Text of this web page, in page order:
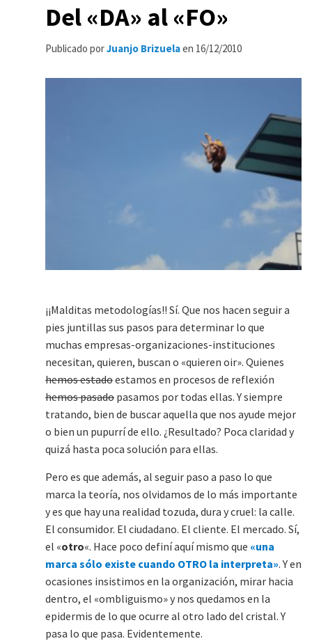
Del «DA» al «FO»
Publicado porJuanjo Brizuelaen 16/12/2010
¡¡Malditas metodologías!! Sí. Que nos hacen seguir a
pies juntillas sus pasos para determinar lo que
muchas empresas-organizaciones-instituciones
necesitan, quieren, buscan o «quieren oir». Quienes
hemos estadoestamos en procesos de reflexión
hemos pasado pasamos por todas ellas. Y siempre
tratando, bien de buscar aquella que nos ayude mejor
o bien un pupurrí de ello. ¿Resultado? Poca claridad y
quizá hasta poca solución para ellas.
Pero es que además, al seguir paso a paso lo que
marca la teoría, nos olvidamos de lo más importante
y es que hay una realidad tozuda, dura y cruel: la calle.
El consumidor. El ciudadano. El cliente. El mercado. Sí,
el «otro«. Hace poco definí aquí mismo que «una
marca sólo existe cuando OTRO la interpreta». Y en
ocasiones insistimos en la organización, mirar hacia
dentro, el «ombliguismo» y nos quedamos en la
epidermis de lo que ocurre al otro lado del cristal. Y
pasa lo que pasa. Evidentemente.